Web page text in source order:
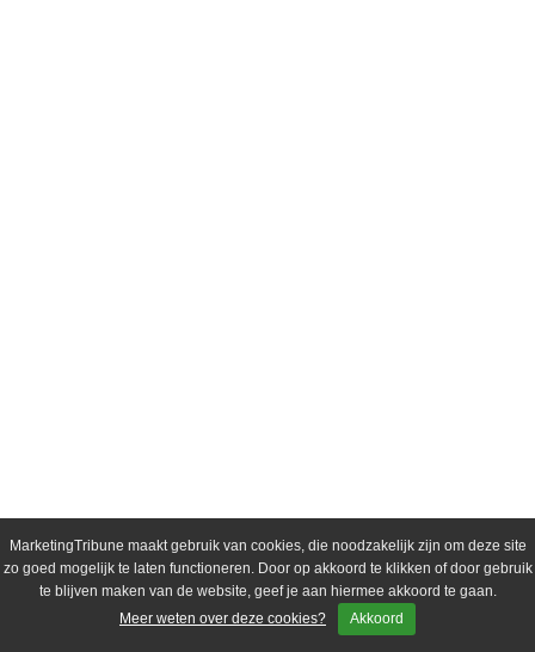
MarketingTribune maakt gebruik van cookies, die noodzakelijk zijn om deze site
zo goed mogelijk te laten functioneren. Door op akkoord te klikken of door gebruik
te blijven maken van de website, geef je aan hiermee akkoord te gaan.
Meer weten over deze cookies?
Akkoord